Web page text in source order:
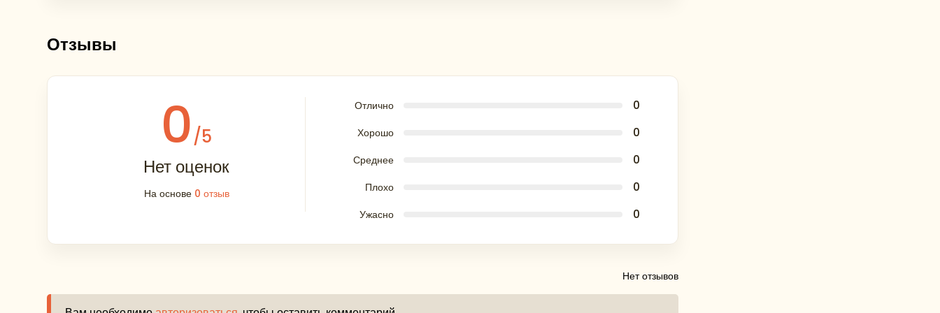
Отзывы
0/5
Нет оценок
На основе 0 отзыв
Отлично 0
Хорошо 0
Среднее 0
Плохо 0
Ужасно 0
Нет отзывов